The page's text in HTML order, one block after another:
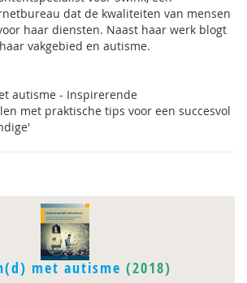
dat de kwaliteiten van mensen
haar diensten. Naast haar werk blogt
vakgebied en autisme.
autisme - Inspirerende
met praktische tips voor een succesvol
met autisme (2018)